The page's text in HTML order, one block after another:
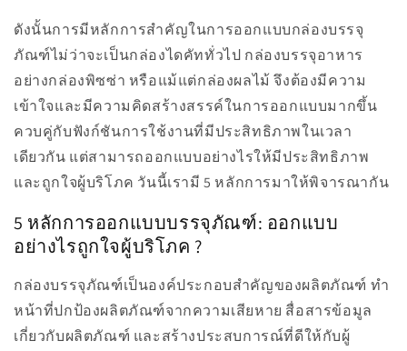
ดังนั้นการมีหลักการสำคัญในการออกแบบกล่องบรรจุ
ภัณฑ์ไม่ว่าจะเป็นกล่องไดคัททั่วไป กล่องบรรจุอาหาร
อย่างกล่องพิซซ่า หรือแม้แต่กล่องผลไม้ จึงต้องมีความ
เข้าใจและมีความคิดสร้างสรรค์ในการออกแบบมากขึ้น
ควบคู่กับฟังก์ชันการใช้งานที่มีประสิทธิภาพในเวลา
เดียวกัน แต่สามารถออกแบบอย่างไรให้มีประสิทธิภาพ
และถูกใจผู้บริโภค วันนี้เรามี 5 หลักการมาให้พิจารณากัน
5 หลักการออกแบบบรรจุภัณฑ์: ออกแบบ
อย่างไรถูกใจผู้บริโภค ?
กล่องบรรจุภัณฑ์เป็นองค์ประกอบสำคัญของผลิตภัณฑ์ ทำ
หน้าที่ปกป้องผลิตภัณฑ์จากความเสียหาย สื่อสารข้อมูล
เกี่ยวกับผลิตภัณฑ์ และสร้างประสบการณ์ที่ดีให้กับผู้